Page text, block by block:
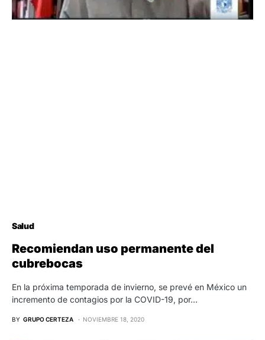
Salud
Recomiendan uso permanente del
cubrebocas
En la próxima temporada de invierno, se prevé en México un
incremento de contagios por la COVID-19, por…
BY GRUPO CERTEZA NOVIEMBRE 18, 2020